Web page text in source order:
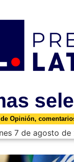
Opinión,
7 de agosto de